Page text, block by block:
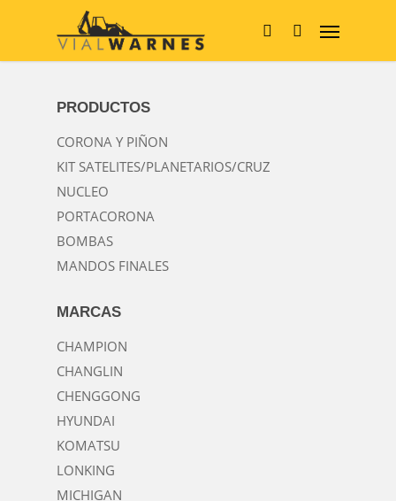
search
Menu
PRODUCTOS
CORONA Y PIÑON
KIT SATELITES/PLANETARIOS/CRUZ
NUCLEO
PORTACORONA
BOMBAS
MANDOS FINALES
MARCAS
CHAMPION
CHANGLIN
CHENGGONG
HYUNDAI
KOMATSU
LONKING
MICHIGAN